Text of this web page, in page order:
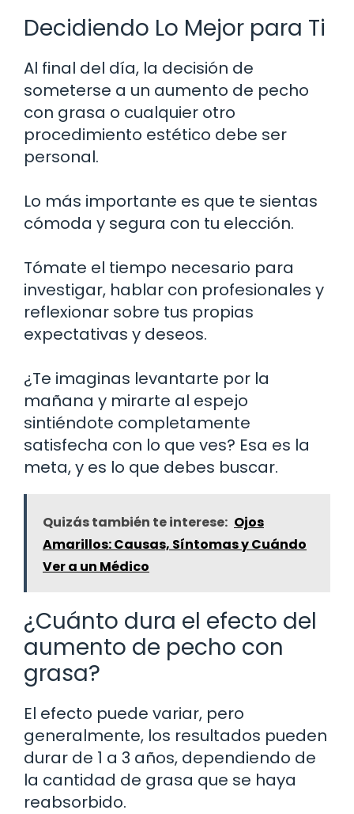
Decidiendo Lo Mejor para Ti
Al final del día, la decisión de
someterse a un aumento de pecho
con grasa o cualquier otro
procedimiento estético debe ser
personal.
Lo más importante es que te sientas
cómoda y segura con tu elección.
Tómate el tiempo necesario para
investigar, hablar con profesionales y
reflexionar sobre tus propias
expectativas y deseos.
¿Te imaginas levantarte por la
mañana y mirarte al espejo
sintiéndote completamente
satisfecha con lo que ves? Esa es la
meta, y es lo que debes buscar.
Quizás también te interese: Ojos
Amarillos: Causas, Síntomas y Cuándo
Ver a un Médico
¿Cuánto dura el efecto del
aumento de pecho con
grasa?
El efecto puede variar, pero
generalmente, los resultados pueden
durar de 1 a 3 años, dependiendo de
la cantidad de grasa que se haya
reabsorbido.